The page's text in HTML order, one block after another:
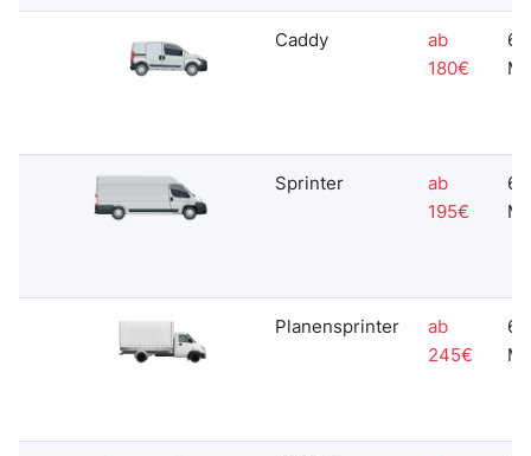
Caddy
ab
180€
Sprinter
ab
195€
Planensprinter
ab
245€